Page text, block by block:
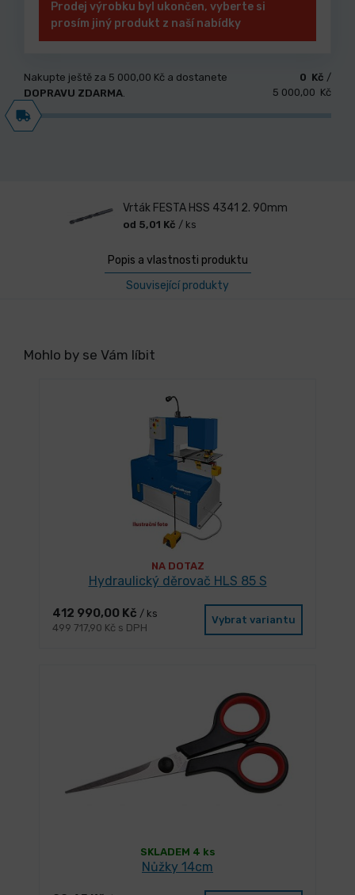
Prodej výrobku byl ukončen, vyberte si
prosím jiný produkt z naší nabídky
Nakupte ještě za 5 000,00 Kč a dostanete
DOPRAVU ZDARMA.
0 Kč /
5 000,00 Kč
Vrták FESTA HSS 4341 2. 90mm
od 5,01 Kč / ks
Popis a vlastnosti produktu
Související produkty
Mohlo by se Vám líbit
NA DOTAZ
Hydraulický děrovač HLS 85 S
412 990,00 Kč / ks
499 717,90 Kč s DPH
Vybrat variantu
SKLADEM 4 ks
Nůžky 14cm